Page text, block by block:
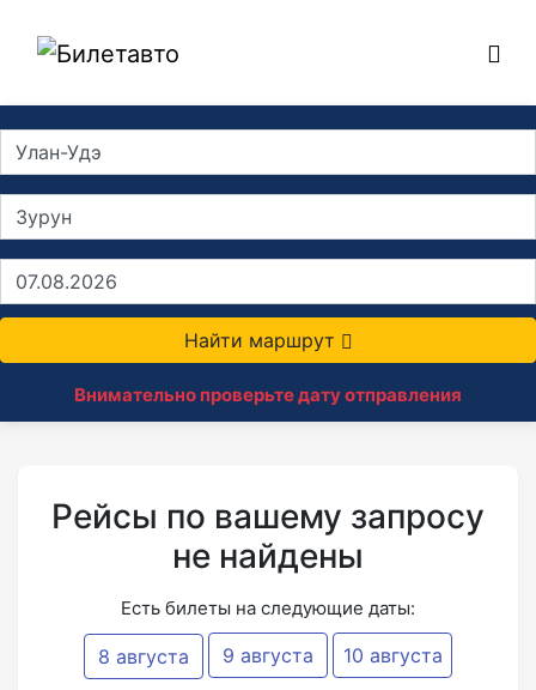
Найти маршрут
Внимательно проверьте дату отправления
Рейсы по вашему запросу
не найдены
Есть билеты на следующие даты:
8 августа 9 августа 10 августа